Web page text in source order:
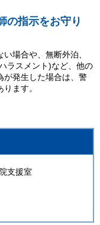
の指示をお守り
場合や、無断外泊、
ラスメント)など、他の
が発生した場合は、警
ます。
支援室